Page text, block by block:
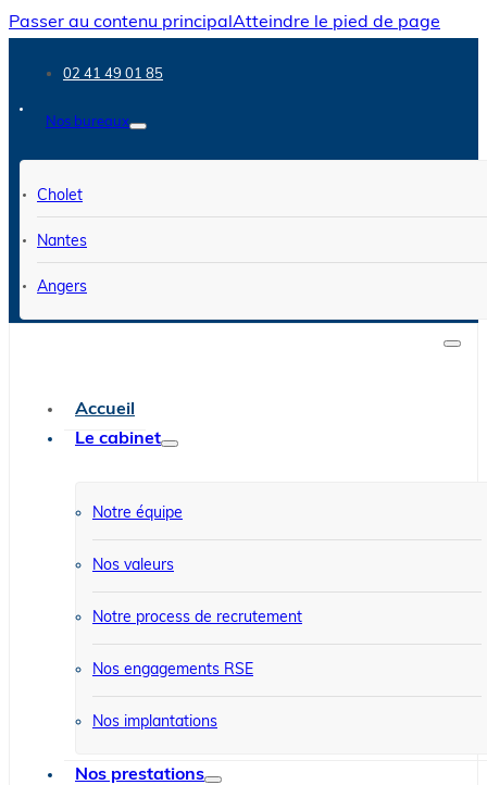
Passer au contenu principal Atteindre le pied de page
02 41 49 01 85
Nos bureaux
Cholet
Nantes
Angers
Accueil
Le cabinet
Notre équipe
Nos valeurs
Notre process de recrutement
Nos engagements RSE
Nos implantations
Nos prestations